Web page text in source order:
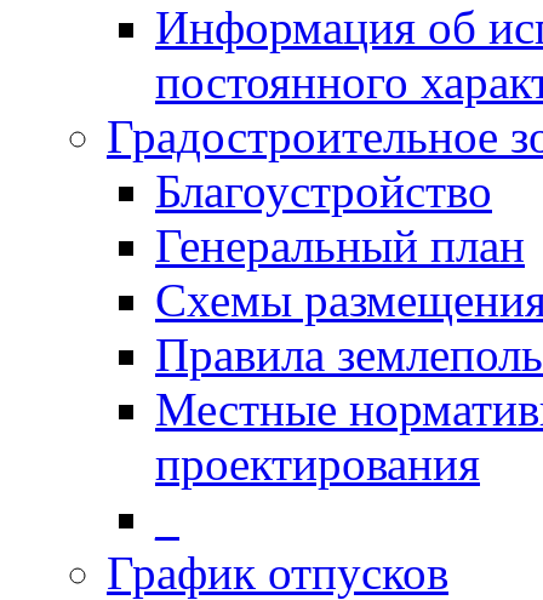
Информация об
постоянного
Градостроительное
Благоустройство
Генеральный план
Схемы
Правила
Местные
проектирования
График отпусков